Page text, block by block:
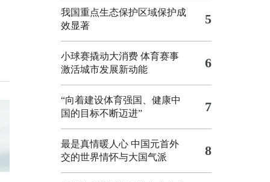
我国重点生态保护区域保护成
效显著
5
小球赛撬动大消费 体育赛事
激活城市发展新动能
6
“向着建设体育强国、健康中
国的目标不断迈进”
7
最是真情暖人心 中国元首外
交的世界情怀与大国气派
8